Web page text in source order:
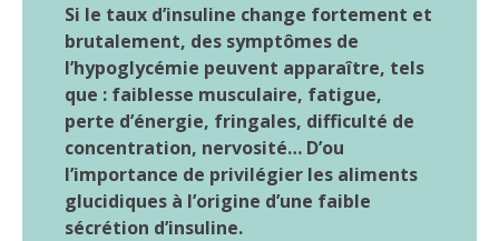
Si le taux d’insuline change fortement et
brutalement, des symptômes de
l’hypoglycémie peuvent apparaître, tels
que : faiblesse musculaire, fatigue,
perte d’énergie, fringales, difficulté de
concentration, nervosité… D’ou
l’importance de privilégier les aliments
glucidiques à l’origine d’une faible
sécrétion d’insuline.